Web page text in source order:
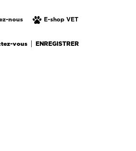
E-shop VET
nous
vous ENREGISTRER